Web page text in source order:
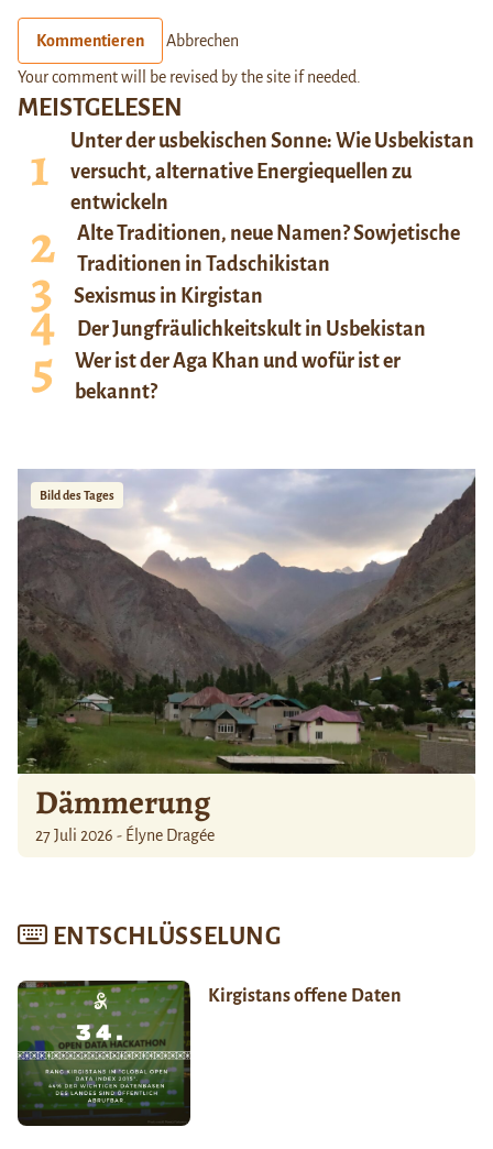
MEISTGELESEN
Unter der usbekischen Sonne: Wie Usbekistan
versucht, alternative Energiequellen zu
entwickeln
Alte Traditionen, neue Namen? Sowjetische
Traditionen in Tadschikistan
Sexismus in Kirgistan
Der Jungfräulichkeitskult in Usbekistan
Wer ist der Aga Khan und wofür ist er
bekannt?
Bild des Tages
Dämmerung
27 Juli 2026 - Élyne Dragée
ENTSCHLÜSSELUNG
Kirgistans offene Daten
Kommentieren Abbrechen
Your comment will be revised by the site if needed.